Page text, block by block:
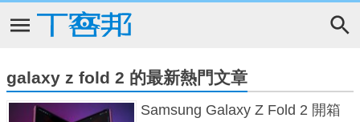
galaxy z fold 2 的最新熱門文章
Samsung Galaxy Z Fold 2 開箱